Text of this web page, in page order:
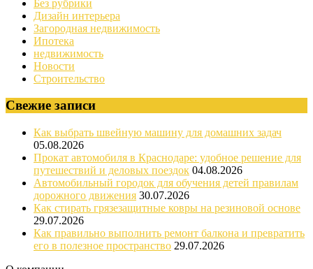
Без рубрики
Дизайн интерьера
Загородная недвижимость
Ипотека
недвижимость
Новости
Строительство
Свежие записи
Как выбрать швейную машину для домашних задач
05.08.2026
Прокат автомобиля в Краснодаре: удобное решение для
путешествий и деловых поездок 04.08.2026
Автомобильный городок для обучения детей правилам
дорожного движения 30.07.2026
Как стирать грязезащитные ковры на резиновой основе
29.07.2026
Как правильно выполнить ремонт балкона и превратить
его в полезное пространство 29.07.2026